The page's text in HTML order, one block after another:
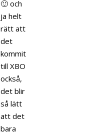
🙂 och
ja helt
rätt att
det
kommit
till XBO
också,
det blir
så lätt
att det
bara